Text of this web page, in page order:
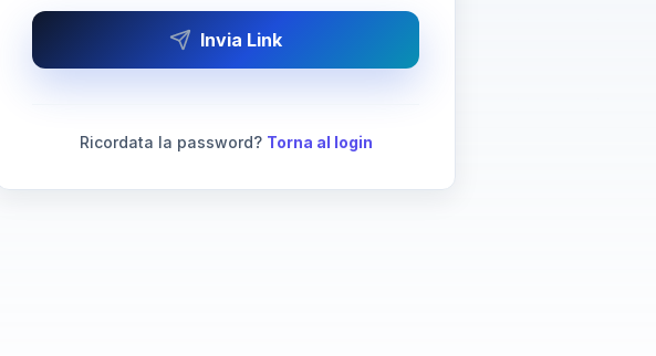
Invia Link
Ricordata la password? Torna al login